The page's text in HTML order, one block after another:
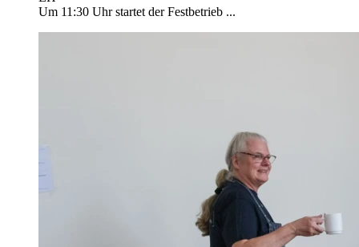
Um 11:30 Uhr startet der Festbetrieb ...